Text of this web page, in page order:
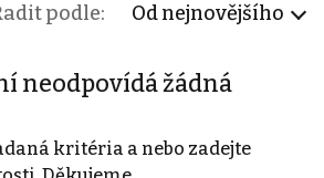
podle: Od nejnovějšího
neodpovídá žádná
kritéria a nebo zadejte